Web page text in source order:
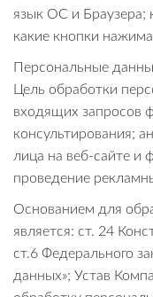
язык ОС и Браузера;
какие кнопки
Персональные
Цель обработки
входящих запросов
консультирования;
лица на веб-сайте и
проведение
Основанием для
является: ст. 24
ст.6 Федерального
данных»; Устав